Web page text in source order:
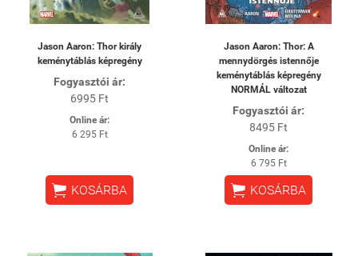
Jason Aaron: Thor király
keménytáblás képregény
Fogyasztói ár:
6995 Ft
Online ár:
6 295 Ft
 KOSÁRBA
Jason Aaron: Thor: A
mennydörgés istennője
keménytáblás képregény
NORMÁL változat
Fogyasztói ár:
8495 Ft
Online ár:
6 795 Ft
 KOSÁRBA